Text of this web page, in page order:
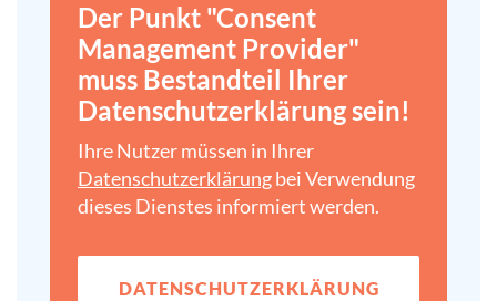
Der Punkt "Consent
Management Provider"
muss Bestandteil Ihrer
Datenschutz­erklärung sein!
Ihre Nutzer müssen in Ihrer
Datenschutz­erklärungbei Verwendung
dieses Dienstes informiert werden.
DATENSCHUTZ­ERKLÄRUNG